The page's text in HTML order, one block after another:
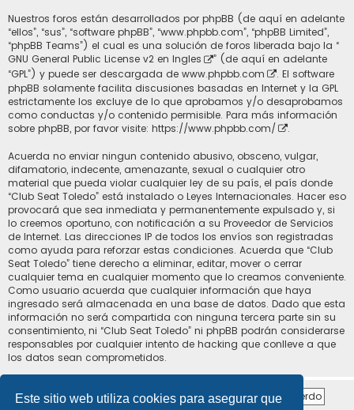
Este sitio web utiliza cookies para asegurar que
Nuestros foros están desarrollados por phpBB (de aquí en adelante
“ellos”, “sus”, “software phpBB”, “www.phpbb.com”, “phpBB Limited”,
“phpBB Teams”) el cual es una solución de foros liberada bajo la “
GNU General Public License v2 en Ingles
” (de aquí en adelante
“GPL”) y puede ser descargada de www.phpbb.com
. El software
phpBB solamente facilita discusiones basadas en Internet y la GPL
estrictamente los excluye de lo que aprobamos y/o desaprobamos
como conductas y/o contenido permisible. Para más información
sobre phpBB, por favor visite: https://www.phpbb.com/ .
Acuerda no enviar ningun contenido abusivo, obsceno, vulgar,
difamatorio, indecente, amenazante, sexual o cualquier otro
material que pueda violar cualquier ley de su país, el país donde
“Club Seat Toledo” está instalado o Leyes Internacionales. Hacer eso
provocará que sea inmediata y permanentemente expulsado y, si
lo creemos oportuno, con notificación a su Proveedor de Servicios
de Internet. Las direcciones IP de todos los envíos son registradas
como ayuda para reforzar estas condiciones. Acuerda que “Club
Seat Toledo” tiene derecho a eliminar, editar, mover o cerrar
cualquier tema en cualquier momento que lo creamos conveniente.
Como usuario acuerda que cualquier información que haya
ingresado será almacenada en una base de datos. Dado que esta
información no será compartida con ninguna tercera parte sin su
consentimiento, ni “Club Seat Toledo” ni phpBB podrán considerarse
responsables por cualquier intento de hacking que conlleve a que
los datos sean comprometidos.